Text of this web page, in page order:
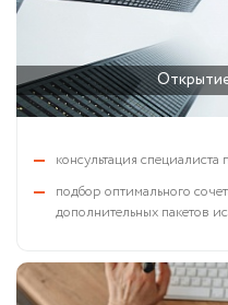
консультация специалиста
подбор оптимального
дополнительных пакетов